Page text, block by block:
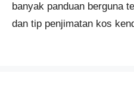
banyak panduan berguna
dan tip penjimatan kos